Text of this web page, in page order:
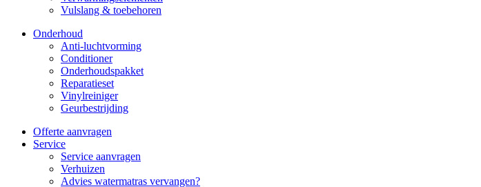
Vulslang & toebehoren
Onderhoud
Anti-luchtvorming
Conditioner
Onderhoudspakket
Reparatieset
Vinylreiniger
Geurbestrijding
Offerte aanvragen
Service
Service aanvragen
Verhuizen
Advies watermatras vervangen?